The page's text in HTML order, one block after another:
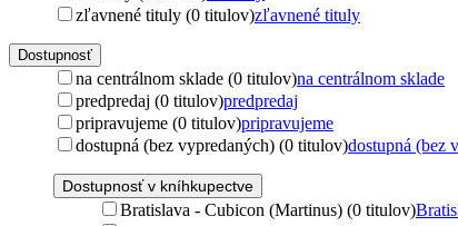
zľavnené tituly (0 titulov)zľavnené tituly
Dostupnosť
na centrálnom sklade (0 titulov)na centrálnom sklade
predpredaj (0 titulov)predpredaj
pripravujeme (0 titulov)pripravujeme
dostupná (bez vypredaných) (0 titulov)dostupná (bez
Dostupnosť v kníhkupectve
Bratislava - Cubicon (Martinus) (0 titulov)